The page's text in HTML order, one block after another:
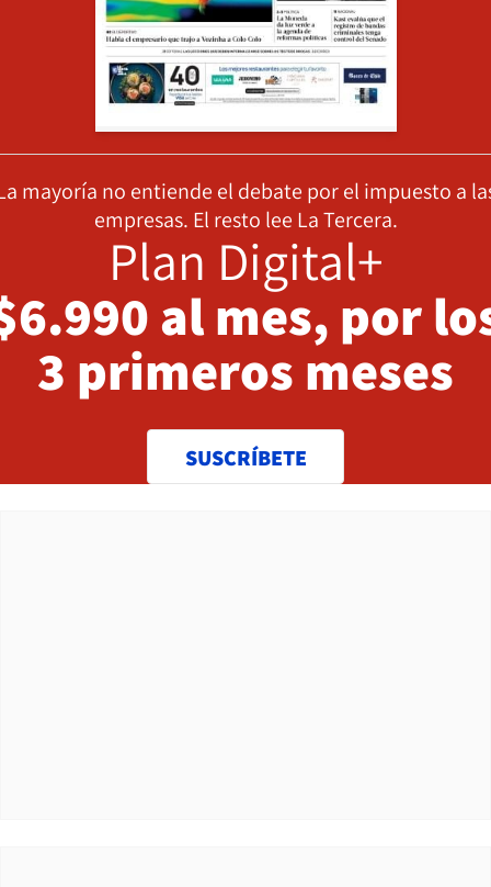
mayoría no entiende el debate por el impuesto a
empresas. El resto lee La Tercera.
Plan Digital+
al mes, por
3 primeros meses
SUSCRÍBETE